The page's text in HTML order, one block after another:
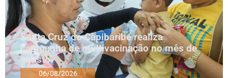
Santa Cruz do Capibaribe realiza
campanha de multivacinação no mês de
agosto
06/08/2026